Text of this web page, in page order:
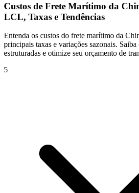
Custos de Frete Marítimo da
LCL, Taxas e Tendências
Entenda os custos do frete marítimo da
principais taxas e variações sazonais.
estruturadas e otimize seu orçamento de
5